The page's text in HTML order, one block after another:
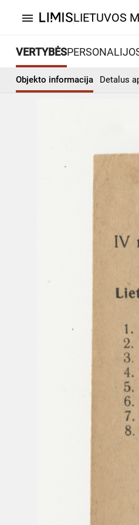
menu LIETUVOS
VERTYBĖS
Objekto informacija Detalus